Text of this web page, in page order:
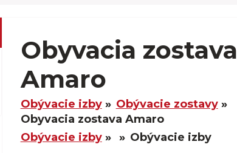
Obyvacia zostava
Amaro
Obývacie izby
Obývacie zostavy
Obyvacia zostava Amaro
Obývacie izby
Obývacie izby